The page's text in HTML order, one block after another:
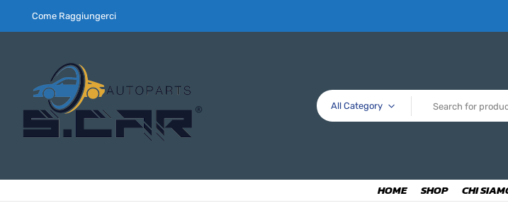
Come Raggiungerci
All Category
HOME SHOP CHI